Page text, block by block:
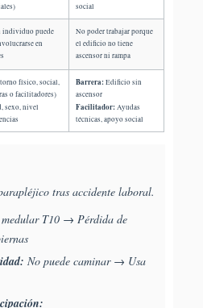
social
individuo puede
en
No poder trabajar porque
el edificio no tiene
ascensor ni rampa
físico, social,
o facilitadores)
sexo, nivel
Barrera:Edificio sin
ascensor
Facilitador:Ayudas
técnicas, apoyo social
tras accidente laboral.
medular T10 → Pérdida de
No puede caminar → Usa